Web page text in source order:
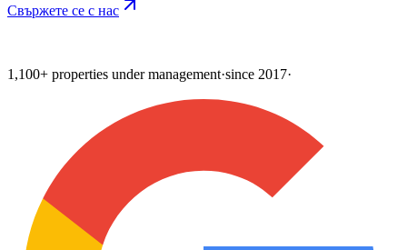
Свържете се с нас
1,100+ properties under management·since 2017·